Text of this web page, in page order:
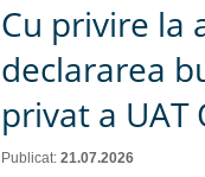
Cu privire la
declararea
privat a UAT
Publicat: 21.07.2026